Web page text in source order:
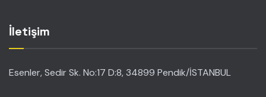
İletişim
Esenler, Sedir Sk. No:17 D:8, 34899 Pendik/İSTANBUL